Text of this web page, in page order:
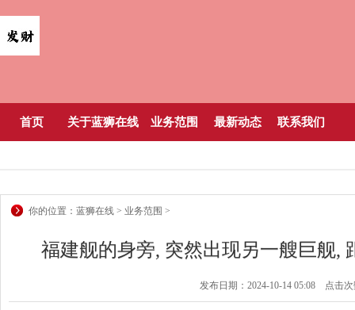
首页 关于蓝狮在线 业务范围 最新动态 联系我们
你的位置： 蓝狮在线 > 业务范围 >
福建舰的身旁, 突然出现另一艘巨舰,
发布日期：2024-10-14 05:08 点击次